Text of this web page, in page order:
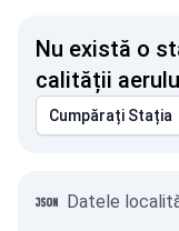
Nu există o
calității
Cumpărați Stația
Datele